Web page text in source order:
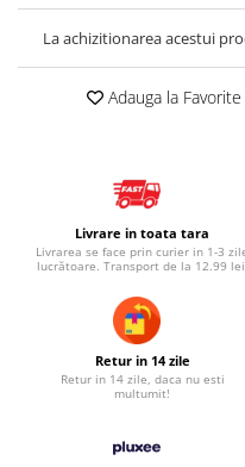
Micul explorator
Nisip kinetic
Pictura, modelaj si accesorii
Tarc joaca copii
Tarc joaca bebe
Tarc joaca cu bile
Corturi copii
La achizitionarea acestui
Adauga la Favorite
Livrare in toata tara
Livrarea se face prin curier in 1-3
lucrătoare. Transport de la 12.99
Retur in 14 zile
Retur in 14 zile, daca nu esti
multumit!